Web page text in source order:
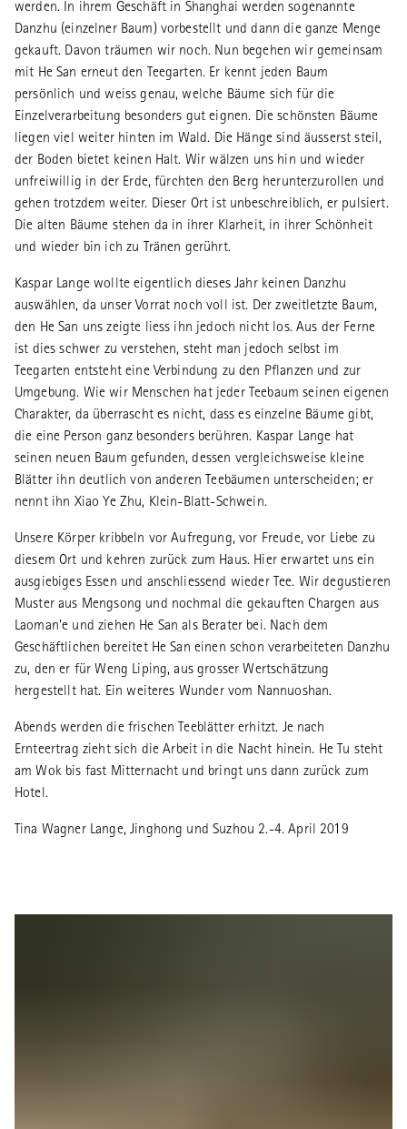
werden. In ihrem Geschäft in Shanghai werden sogenannte
Danzhu (einzelner Baum) vorbestellt und dann die ganze Menge
gekauft. Davon träumen wir noch. Nun begehen wir gemeinsam
mit He San erneut den Teegarten. Er kennt jeden Baum
persönlich und weiss genau, welche Bäume sich für die
Einzelverarbeitung besonders gut eignen. Die schönsten Bäume
liegen viel weiter hinten im Wald. Die Hänge sind äusserst steil,
der Boden bietet keinen Halt. Wir wälzen uns hin und wieder
unfreiwillig in der Erde, fürchten den Berg herunterzurollen und
gehen trotzdem weiter. Dieser Ort ist unbeschreiblich, er pulsiert.
Die alten Bäume stehen da in ihrer Klarheit, in ihrer Schönheit
und wieder bin ich zu Tränen gerührt.
Kaspar Lange wollte eigentlich dieses Jahr keinen Danzhu
auswählen, da unser Vorrat noch voll ist. Der zweitletzte Baum,
den He San uns zeigte liess ihn jedoch nicht los. Aus der Ferne
ist dies schwer zu verstehen, steht man jedoch selbst im
Teegarten entsteht eine Verbindung zu den Pflanzen und zur
Umgebung. Wie wir Menschen hat jeder Teebaum seinen eigenen
Charakter, da überrascht es nicht, dass es einzelne Bäume gibt,
die eine Person ganz besonders berühren. Kaspar Lange hat
seinen neuen Baum gefunden, dessen vergleichsweise kleine
Blätter ihn deutlich von anderen Teebäumen unterscheiden; er
nennt ihn Xiao Ye Zhu, Klein-Blatt-Schwein.
Unsere Körper kribbeln vor Aufregung, vor Freude, vor Liebe zu
diesem Ort und kehren zurück zum Haus. Hier erwartet uns ein
ausgiebiges Essen und anschliessend wieder Tee. Wir degustieren
Muster aus Mengsong und nochmal die gekauften Chargen aus
Laoman'e und ziehen He San als Berater bei. Nach dem
Geschäftlichen bereitet He San einen schon verarbeiteten Danzhu
zu, den er für Weng Liping, aus grosser Wertschätzung
hergestellt hat. Ein weiteres Wunder vom Nannuoshan.
Abends werden die frischen Teeblätter erhitzt. Je nach
Ernteertrag zieht sich die Arbeit in die Nacht hinein. He Tu steht
am Wok bis fast Mitternacht und bringt uns dann zurück zum
Hotel.
Tina Wagner Lange, Jinghong und Suzhou 2.-4. April 2019